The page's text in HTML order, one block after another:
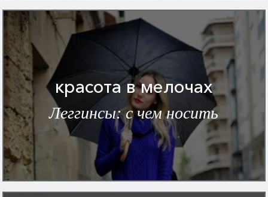
красота в мелочах
Леггинсы: с чем носить